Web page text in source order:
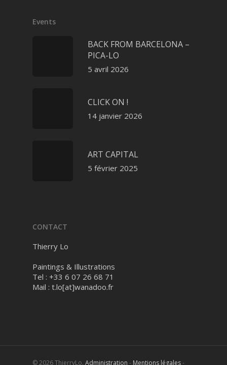
Events
BACK FROM BARCELONA –
PICA-LO
5 avril 2026
CLICK ON !
14 janvier 2026
ART CAPITAL
5 février 2025
CONTACT
Thierry Lo
Paintings & Illustrations
Tel : +33 6 07 26 68 71
Mail : t.lo[at]wanadoo.fr
© 2026 ThierryLo. Administration - Mentions légales-